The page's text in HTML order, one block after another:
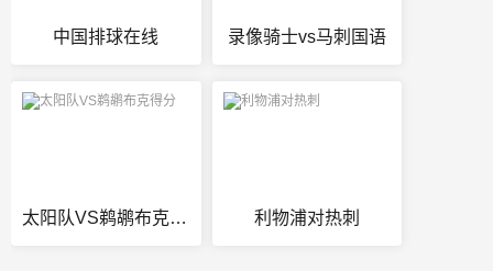
中国排球在线 录像骑士vs马刺国语
太阳队VS鹈鹕布克得分 利物浦对热刺